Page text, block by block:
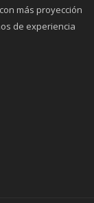
más proyección
de experiencia